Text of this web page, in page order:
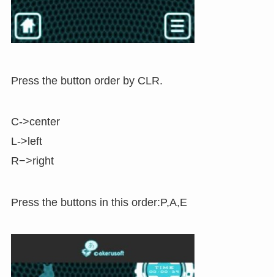
Press the button order by CLR.
C->center
L->left
R−>right
Press the buttons in this order:P,A,E